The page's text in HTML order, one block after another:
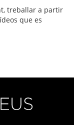
treballar a partir
que es